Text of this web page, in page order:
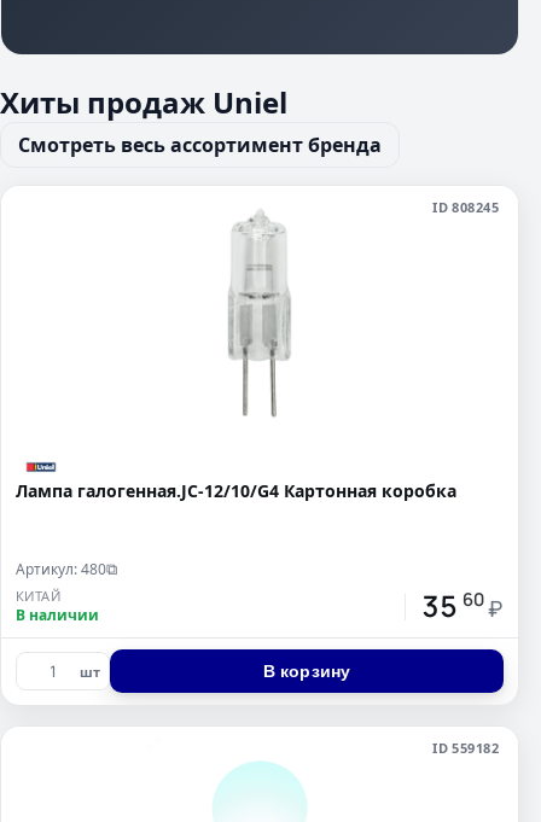
Хиты продаж Uniel
Смотреть весь ассортимент бренда
ID 808245
Лампа галогенная.JC-12/10/G4 Картонная коробка
Артикул: 480⧉
КИТАЙ
В наличии 35 60 ₽
шт В корзину
ID 559182